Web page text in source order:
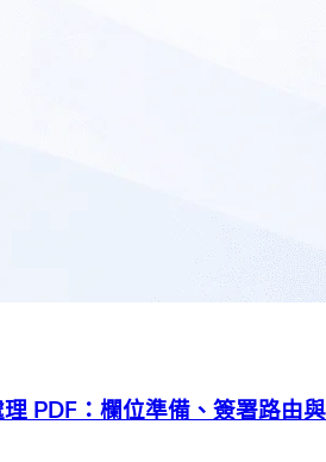
PDF：欄位準備、簽署路由與